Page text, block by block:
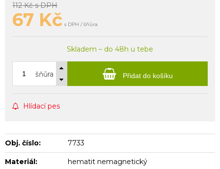
112 Kčs DPH
67 Kč s DPH / šňůra
Skladem – do 48h u tebe
šňůra Přidat do košíku
Hlídací pes
Obj. číslo: 7733
Materiál: hematit nemagnetický